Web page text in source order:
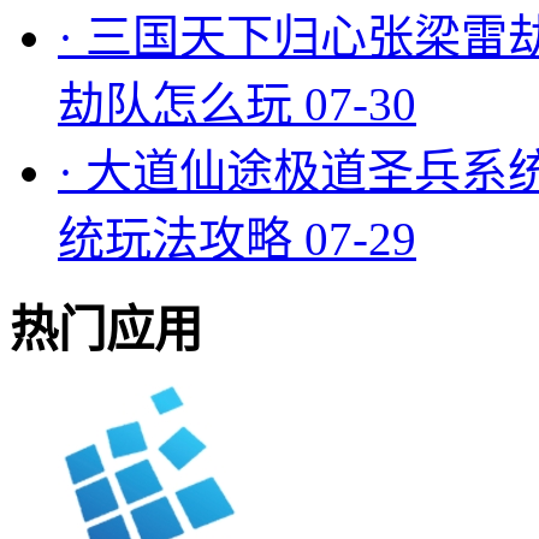
· 三国天下归心张梁雷
劫队怎么玩 07-30
· 大道仙途极道圣兵系
统玩法攻略 07-29
热门应用